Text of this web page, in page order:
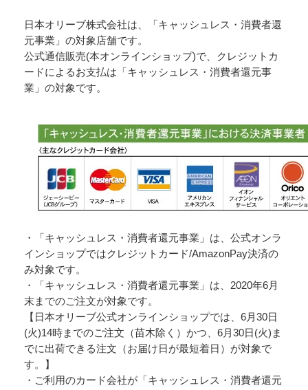
日本オリーブ株式会社は、「キャッシュレス・消費者還
元事業」の対象店舗です。
公式通信販売(本オンラインショップ)で、クレジットカ
ードによるお支払は「キャッシュレス・消費者還元事
業」の対象です。
・「キャッシュレス・消費者還元事業」は、公式オンラ
インショップではクレジットカード/AmazonPay決済の
み対象です。
・「キャッシュレス・消費者還元事業」は、2020年6月
末までのご注文が対象です。
【日本オリーブ公式オンラインショップでは、6月30日
(火)14時までのご注文（苗木除く）かつ、6月30日(火)ま
でに出荷できる注文（お届け日が最短着日）が対象で
す。】
・ご利用のカード会社が「キャッシュレス・消費者還元